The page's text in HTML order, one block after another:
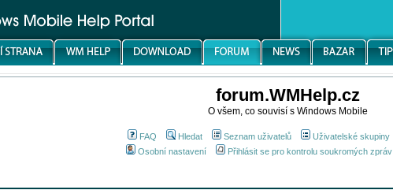
forum.WMHelp.cz
O všem, co souvisí s Windows Mobile
FAQ Hledat Seznam uživatelů Uživatelské skupiny
Osobní nastavení
Přihlásit se pro kontrolu soukromých zpráv